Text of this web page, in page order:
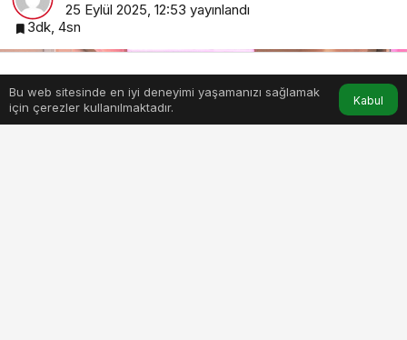
25 Eylül 2025, 12:53 yayınlandı
3dk, 4sn
Bu web sitesinde en iyi deneyimi yaşamanızı sağlamak
için çerezler kullanılmaktadır.
Kabul
Anasayfa Akış Hesabım